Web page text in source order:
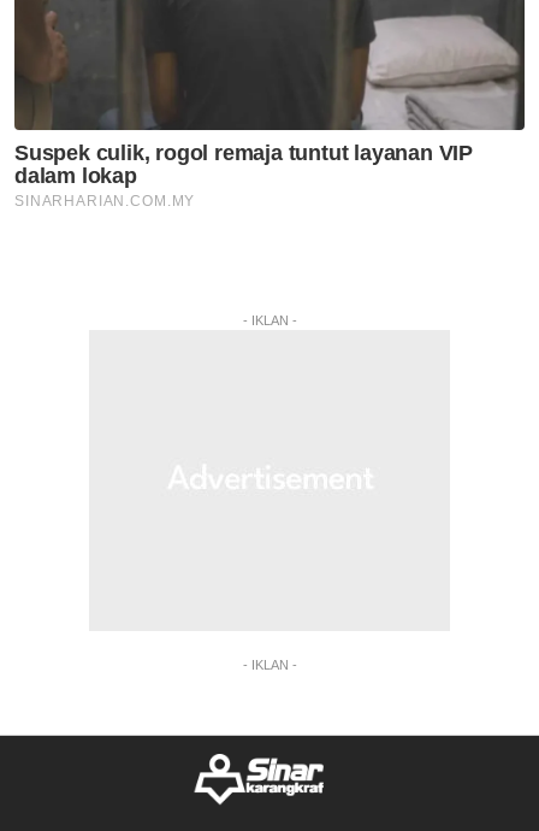
- IKLAN -
- IKLAN -